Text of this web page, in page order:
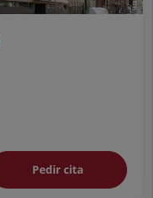
Pedir cita